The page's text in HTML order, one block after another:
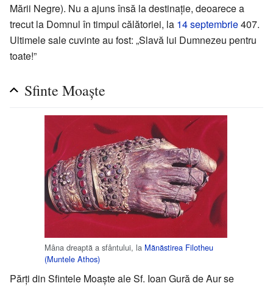
Mării Negre). Nu a ajuns însă la destinație, deoarece a
trecut la Domnul în timpul călătoriei, la 14 septembrie407.
Ultimele sale cuvinte au fost: „Slavă lui Dumnezeu pentru
toate!”
Sfinte Moaște
Mâna dreaptă a sfântului, la Mănăstirea Filotheu
(Muntele Athos)
Părți din Sfintele Moaște ale Sf. Ioan Gură de Aur se